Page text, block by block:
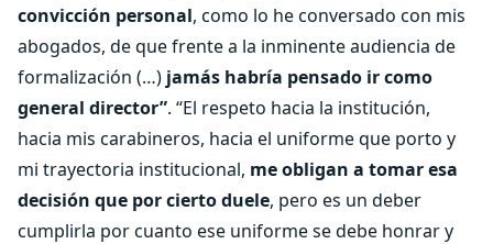
convicción personal, como lo he conversado con mis
abogados, de que frente a la inminente audiencia de
formalización (…) jamás habría pensado ir como
general director”. “El respeto hacia la institución,
hacia mis carabineros, hacia el uniforme que porto y
mi trayectoria institucional, me obligan a tomar esa
decisión que por cierto duele, pero es un deber
cumplirla por cuanto ese uniforme se debe honrar y